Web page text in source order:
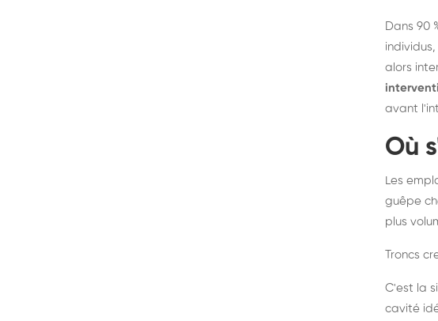
Dans 90
alors
avant
Où
Les
guêpe
plus
Troncs
C'est la
cavité